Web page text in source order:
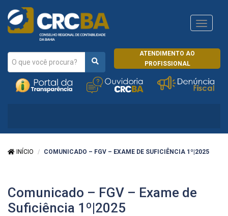
ATENDIMENTO AO
PROFISSIONAL
CRCRJ
INÍCIO COMUNICADO – FGV – EXAME DE SUFICIÊNCIA 1º|2025
Comunicado – FGV – Exame de
Suficiência 1º|2025